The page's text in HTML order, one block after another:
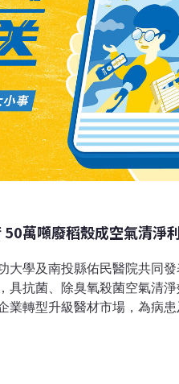
萬噸廢稻殼成空氣清淨
大學及南投縣佑民醫院共同
具抗菌、除臭氧殺菌空氣清
業轉型升級醫材市場，為病
以科技專案支持工研院開發富
過炭化後，具有吸附臭味分子